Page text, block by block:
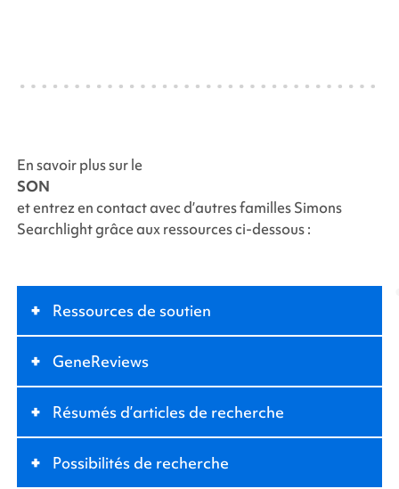
En savoir plus sur le
SON
et entrez en contact avec d’autres famillesSimons
Searchlightgrâce aux ressources ci-dessous :
+ Ressources de soutien
+ GeneReviews
+ Résumés d’articles de recherche
+ Possibilités de recherche